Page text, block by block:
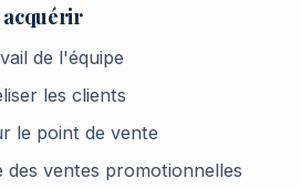
acquérir
de l'équipe
les clients
le point de vente
des ventes promotionnelles